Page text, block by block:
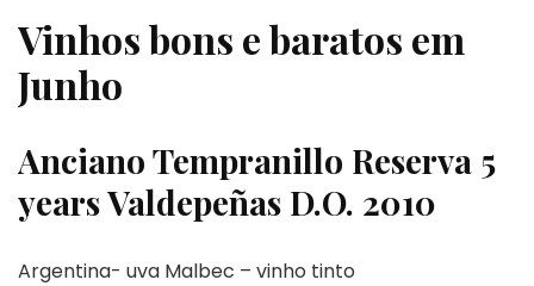
Vinhos bons e baratos em
Junho
Anciano Tempranillo Reserva 5
years Valdepeñas D.O. 2010
Argentina- uva Malbec – vinho tinto